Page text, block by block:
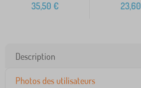
35,50 € 23,60
Description
Photos des utilisateurs